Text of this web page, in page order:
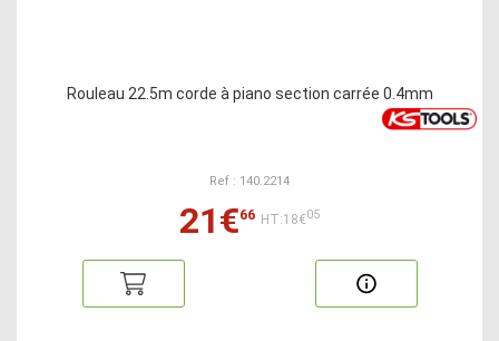
Rouleau 22.5m corde à piano section carrée 0.4mm
Ref : 140.2214
21€66 HT:18€05